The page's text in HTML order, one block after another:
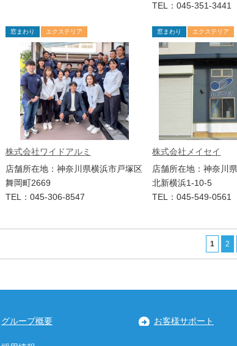
TEL：045-351-3441
窓まわり エクステリア
株式会社ワイドアルミ
店舗所在地：神奈川県横浜市戸塚区
舞岡町2669
TEL：045-306-8547
窓まわり エクステリア
株式会社メイセイ
店舗所在地：神奈川
北新横浜1-10-5
TEL：045-549-0561
1 2
グループ概要 お客様サポート